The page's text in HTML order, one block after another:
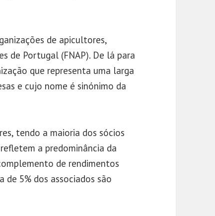
de apicultores,
de Portugal (FNAP). De lá para
que representa uma larga
e cujo nome é sinónimo da
tendo a maioria dos sócios
a predominância da
de rendimentos
de 5% dos associados são